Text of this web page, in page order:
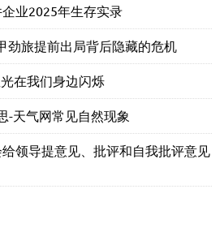
业2025年生存实录
劲旅提前出局背后隐藏的危机
在我们身边闪烁
-天气网常见自然现象
领导提意见、批评和自我批评意见